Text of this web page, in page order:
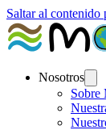
Saltar al contenido
Nosotros
Sobre